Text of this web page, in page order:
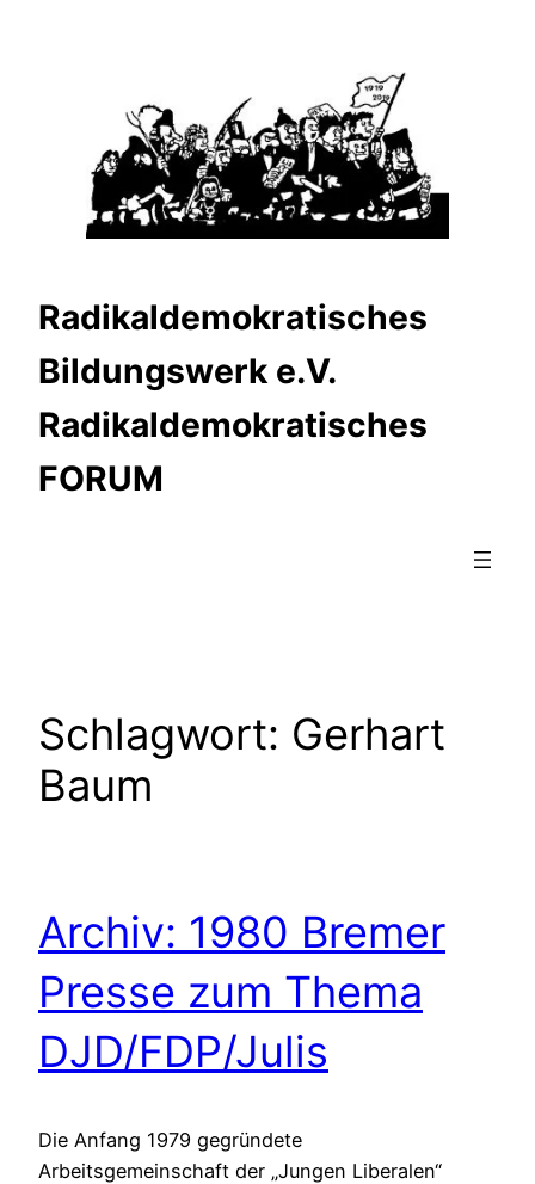
Radikaldemokratisches
Bildungswerk e.V.
Radikaldemokratisches
FORUM
Schlagwort: Gerhart
Baum
Archiv: 1980 Bremer
Presse zum Thema
DJD/FDP/Julis
Die Anfang 1979 gegründete
Arbeitsgemeinschaft der „Jungen Liberalen“